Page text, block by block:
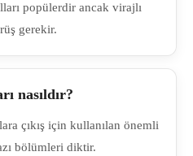
popülerdir ancak virajlı
gerekir.
nasıldır?
çıkış için kullanılan önemli
bölümleri diktir.